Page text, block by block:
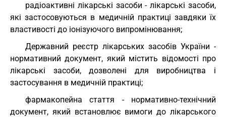
радіоактивні лікарські засоби - лікарські засоби,
які застосовуються в медичній практиці завдяки їх
властивості до іонізуючого випромінювання;
Державний реєстр лікарських засобів України -
нормативний документ, який містить відомості про
лікарські засоби, дозволені для виробництва і
застосування в медичній практиці;
фармакопейна стаття - нормативно-технічний
документ, який встановлює вимоги до лікарського